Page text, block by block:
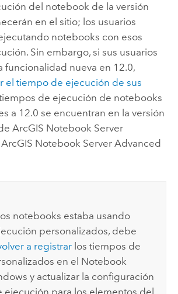
del notebook de la versión
en el sitio; los usuarios
notebooks con esos
Sin embargo, si sus usuarios
funcionalidad nueva en 12.0,
el tiempo de ejecución de sus
de ejecución de notebooks
a 12.0 se encuentran en la versión
ArcGIS Notebook Server
ArcGIS Notebook ServerAdvanced
notebooks estaba usando
personalizados, debe
a registrar los tiempos de
en el Notebook
y actualizar la configuración
ejecución para los elementos del